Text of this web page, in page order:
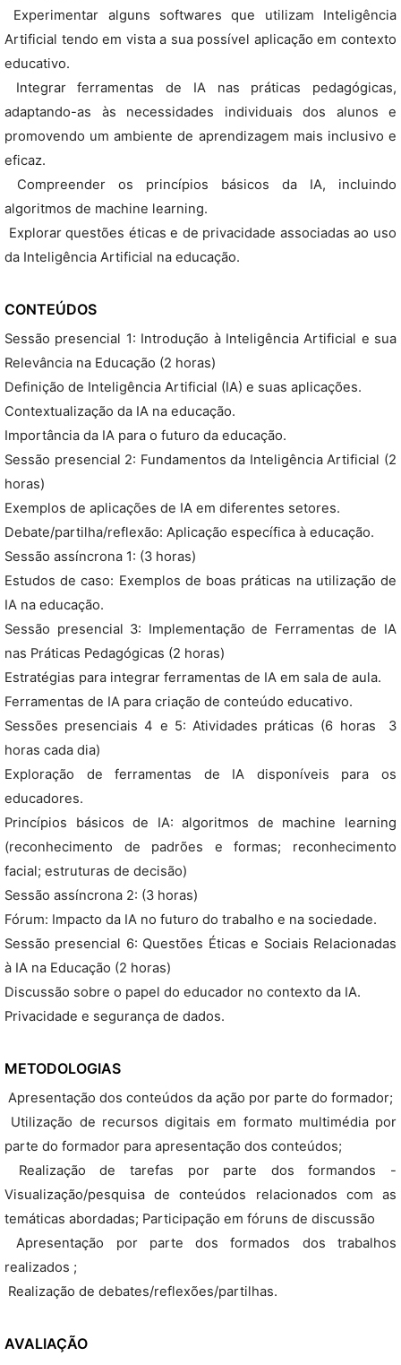
 Experimentar alguns softwares que utilizam Inteligência
Artificial tendo em vista a sua possível aplicação em contexto
educativo.
 Integrar ferramentas de IA nas práticas pedagógicas,
adaptando-as às necessidades individuais dos alunos e
promovendo um ambiente de aprendizagem mais inclusivo e
eficaz.
 Compreender os princípios básicos da IA, incluindo
algoritmos de machine learning.
 Explorar questões éticas e de privacidade associadas ao uso
da Inteligência Artificial na educação.
CONTEÚDOS
Sessão presencial 1: Introdução à Inteligência Artificial e sua
Relevância na Educação (2 horas)
Definição de Inteligência Artificial (IA) e suas aplicações.
Contextualização da IA na educação.
Importância da IA para o futuro da educação.
Sessão presencial 2: Fundamentos da Inteligência Artificial (2
horas)
Exemplos de aplicações de IA em diferentes setores.
Debate/partilha/reflexão: Aplicação específica à educação.
Sessão assíncrona 1: (3 horas)
Estudos de caso: Exemplos de boas práticas na utilização de
IA na educação.
Sessão presencial 3: Implementação de Ferramentas de IA
nas Práticas Pedagógicas (2 horas)
Estratégias para integrar ferramentas de IA em sala de aula.
Ferramentas de IA para criação de conteúdo educativo.
Sessões presenciais 4 e 5: Atividades práticas (6 horas  3
horas cada dia)
Exploração de ferramentas de IA disponíveis para os
educadores.
Princípios básicos de IA: algoritmos de machine learning
(reconhecimento de padrões e formas; reconhecimento
facial; estruturas de decisão)
Sessão assíncrona 2: (3 horas)
Fórum: Impacto da IA no futuro do trabalho e na sociedade.
Sessão presencial 6: Questões Éticas e Sociais Relacionadas
à IA na Educação (2 horas)
Discussão sobre o papel do educador no contexto da IA.
Privacidade e segurança de dados.
METODOLOGIAS
 Apresentação dos conteúdos da ação por parte do formador;
 Utilização de recursos digitais em formato multimédia por
parte do formador para apresentação dos conteúdos;
 Realização de tarefas por parte dos formandos -
Visualização/pesquisa de conteúdos relacionados com as
temáticas abordadas; Participação em fóruns de discussão
 Apresentação por parte dos formados dos trabalhos
realizados ;
 Realização de debates/reflexões/partilhas.
AVALIAÇÃO